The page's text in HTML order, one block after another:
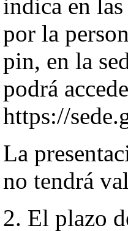
indica en
por la
pin, en la
podrá
https://
La
no tendrá
2. El plazo